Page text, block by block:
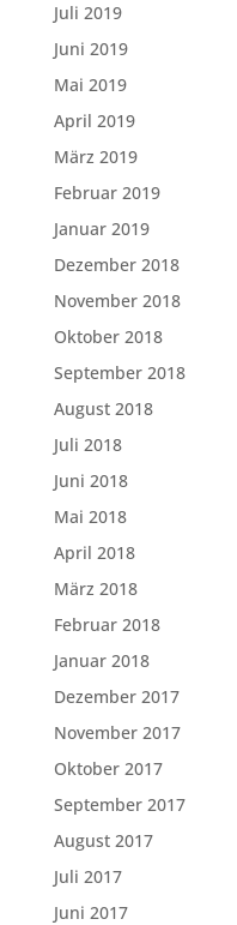
Juli 2019
Juni 2019
Mai 2019
April 2019
März 2019
Februar 2019
Januar 2019
Dezember 2018
November 2018
Oktober 2018
September 2018
August 2018
Juli 2018
Juni 2018
Mai 2018
April 2018
März 2018
Februar 2018
Januar 2018
Dezember 2017
November 2017
Oktober 2017
September 2017
August 2017
Juli 2017
Juni 2017